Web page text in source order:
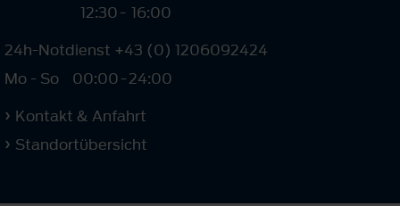
12:30- 16:00
24h-Notdienst +43 (0) 1206092424
Mo - So
00:00-24:00
Kontakt & Anfahrt
Standortübersicht